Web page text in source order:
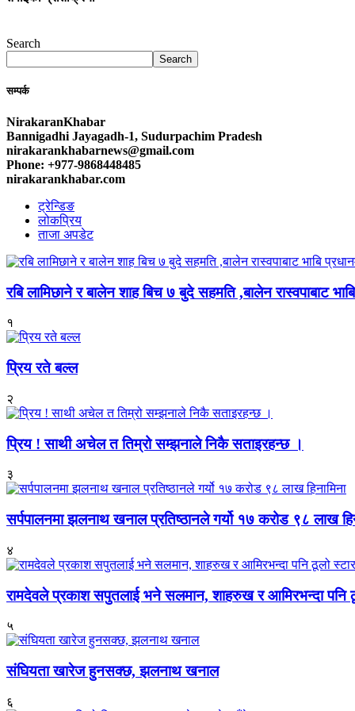
Search
Search
सम्पर्क
NirakaranKhabar
Bannigadhi Jayagadh-1, Sudurpachim Pradesh
nirakarankhabarnews@gmail.com
Phone: +977-9868448485
nirakarankhabar.com
ट्रेन्डिङ
लोकप्रिय
ताजा अपडेट
रबि लामिछाने र बालेन शाह बिच ७ बुदे सहमति ,बालेन रास्वपाबाट
१
प्रिय रते बल्ल
२
प्रिय ! साथी अचेल त तिम्रो सम्झनाले निकै सताइरहन्छ ।
३
सर्पपालनमा झलनाथ खनाल प्रतिष्ठानले गर्यो १७ करोड ९८ लाख
४
रामदेवले प्रकाश सपुतलाई भने सलमान, शाहरुख र आमिरभन्दा पनि
५
संघियता खारेज हुनसक्छ, झलनाथ खनाल
६